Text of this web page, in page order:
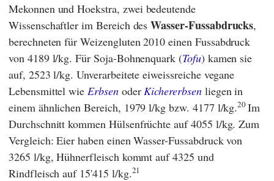
MekonnenundHoekstra, zwei bedeutende
Wissenschaftler im Bereich desWasser-Fussabdrucks,
berechneten für Weizengluten 2010 einen Fussabdruck
von 4189 l/kg. Für Soja-Bohnenquark (Tofu) kamen sie
auf, 2523 l/kg. Unverarbeitete eiweissreiche vegane
Lebensmittel wieErbsenoderKichererbsenliegen in
einem ähnlichen Bereich, 1979 l/kg bzw. 4177 l/kg.20Im
Durchschnitt kommen Hülsenfrüchte auf 4055 l/kg. Zum
Vergleich: Eier haben einen Wasser-Fussabdruck von
3265 l/kg, Hühnerfleisch kommt auf 4325 und
Rindfleisch auf 15'415 l/kg.21